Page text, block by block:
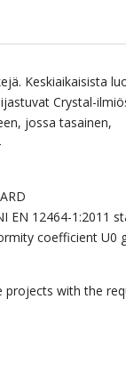
Keskiaikaisista
Crystal-
jossa tasainen,
EN 12464-1:2011
coefficient U0
with the